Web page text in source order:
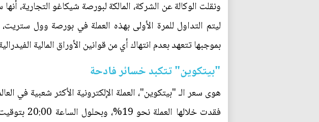
ليتم التداول للمرة الأولى بهذه العملة في بورصة وول
بموجبها تتعهد بعدم انتهاك أي من قوانين الأوراق المالية
"بيتكوين" تتكبد خسائر فادحة
هوى سعر الـ "بيتكوين"، العملة الإلكترونية الأكثر شعبية في